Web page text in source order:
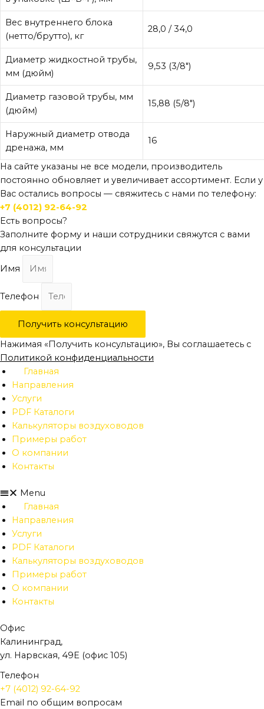
Вес внутреннего блока
(нетто/брутто), кг
28,0 / 34,0
Диаметр жидкостной трубы,
мм (дюйм)
9,53 (3/8″)
Диаметр газовой трубы, мм
(дюйм)
15,88 (5/8″)
Наружный диаметр отвода
дренажа, мм
16
На сайте указаны не все модели, производитель
постоянно обновляет и увеличивает ассортимент. Если у
Вас остались вопросы — свяжитесь с нами по телефону:
+7 (4012) 92-64-92
Есть вопросы?
Заполните форму и наши сотрудники свяжутся с вами
для консультации
Имя
Телефон
Получить консультацию
Нажимая «Получить консультацию», Вы соглашаетесь с
Политикой конфиденциальности
Главная
Направления
Услуги
PDF Каталоги
Калькуляторы воздуховодов
Примеры работ
О компании
Контакты
Menu
Главная
Направления
Услуги
PDF Каталоги
Калькуляторы воздуховодов
Примеры работ
О компании
Контакты
Офис
Калининград,
ул. Нарвская, 49Е (офис 105)
Телефон
+7 (4012) 92-64-92
Email по общим вопросам